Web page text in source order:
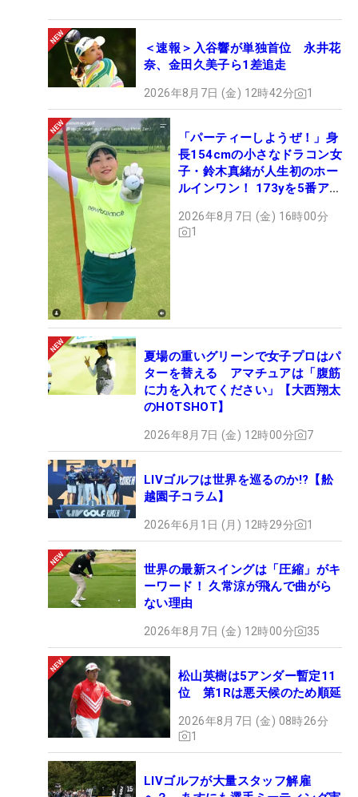
＜速報＞入谷響が単独首位 永井花
奈、金田久美子ら1差追走
2026年8月7日 (金) 12時42分 1
「パーティーしようぜ！」身
長154cmの小さなドラコン女
子・鈴木真緒が人生初のホー
ルインワン！ 173yを5番アイ
2026年8月7日 (金) 16時00分
1
夏場の重いグリーンで女子プロはパ
ターを替える アマチュアは「腹筋
に力を入れてください」【大西翔太
のHOTSHOT】
2026年8月7日 (金) 12時00分 7
LIVゴルフは世界を巡るのか!?【舩
越園子コラム】
2026年6月1日 (月) 12時29分 1
世界の最新スイングは「圧縮」がキ
ーワード！ 久常涼が飛んで曲がら
ない理由
2026年8月7日 (金) 12時00分 35
松山英樹は5アンダー暫定11
位 第1Rは悪天候のため順延
2026年8月7日 (金) 08時26分
1
LIVゴルフが大量スタッフ解雇